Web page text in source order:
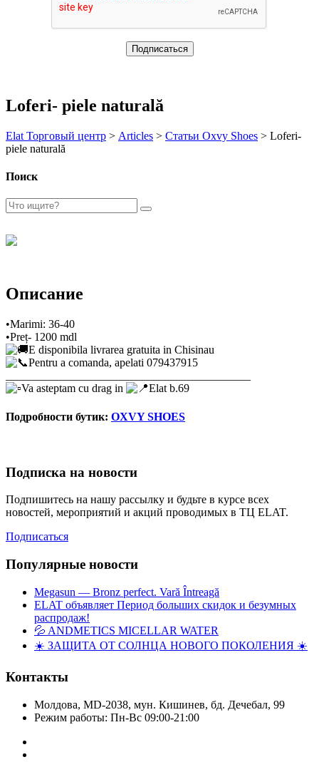
Loferi- piele naturală
Elat Торговый центр > Articles > Статьи Oxvy Shoes > Loferi-
piele naturală
Поиск
Описание
•Marimi: 36-40
•Preț- 1200 mdl
E disponibila livrarea gratuita in Chisinau
Pentru a comanda, apelati 079437915
Va asteptam cu drag in
Elat b.69
Подробности бутик: OXVY SHOES
Подписка на новости
Подпишитесь на нашу рассылку и будьте в курсе всех
новостей, мероприятий и акций проводимых в ТЦ ELAT.
Подписаться
Популярные новости
Megasun — Bronz perfect. Vară Întreagă
ELAT объявляет Период больших скидок и безумных
распродаж!
💦 ANDMETICS MICELLAR WATER
☀️ ЗАЩИТА ОТ СОЛНЦА НОВОГО ПОКОЛЕНИЯ ☀️
Контакты
Молдова, MD-2038, мун. Кишинев, бд. Дечебал, 99
Режим работы: Пн-Вс 09:00-21:00